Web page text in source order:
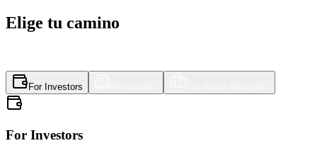
Elige tu camino
For Investors
For Investors